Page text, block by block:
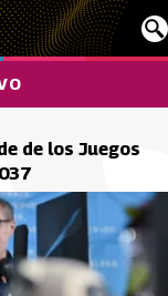
de los Juegos